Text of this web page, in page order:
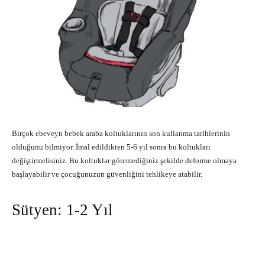
Birçok ebeveyn bebek araba koltuklarının son kullanma tarihlerinin
olduğunu bilmiyor. İmal edildikten 5-6 yıl sonra bu koltukları
değiştirmelisiniz. Bu koltuklar göremediğiniz şekilde deforme olmaya
başlayabilir ve çocuğunuzun güvenliğini tehlikeye atabilir.
Sütyen: 1-2 Yıl